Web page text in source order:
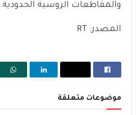
والمقاطعات الروسية الحدودية.
المصدر: RT
موضوعات متعلقة